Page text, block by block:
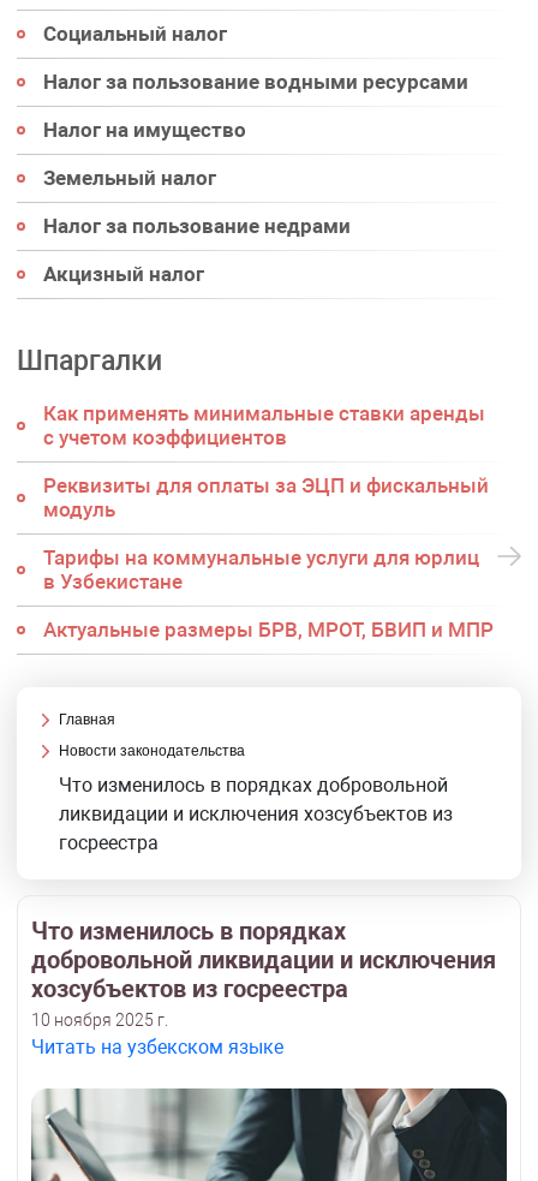
Социальный налог
Налог за пользование водными ресурсами
Налог на имущество
Земельный налог
Налог за пользование недрами
Акцизный налог
Шпаргалки
Как применять минимальные ставки аренды
с учетом коэффициентов
Реквизиты для оплаты за ЭЦП и фискальный
модуль
Тарифы на коммунальные услуги для юрлиц
в Узбекистане
Актуальные размеры БРВ, МРОТ, БВИП и МПР
Главная
Новости законодательства
Что изменилось в порядках добровольной
ликвидации и исключения хозсубъектов из
госреестра
Что изменилось в порядках
добровольной ликвидации и исключения
хозсубъектов из госреестра
10 ноября 2025 г.
Читать на узбекском языке